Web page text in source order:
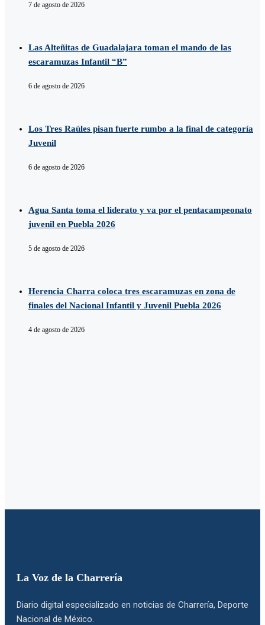
7 de agosto de 2026
Las Alteñitas de Guadalajara toman el mando de las
escaramuzas Infantil “B”
6 de agosto de 2026
Los Tres Raúles pisan fuerte rumbo a la final de categoría
Juvenil
6 de agosto de 2026
Agua Santa toma el liderato y va por el pentacampeonato
juvenil en Puebla 2026
5 de agosto de 2026
Herencia Charra coloca tres escaramuzas en zona de
finales del Nacional Infantil y Juvenil Puebla 2026
4 de agosto de 2026
La Voz de la Charrería
Diario digital especializado en noticias de Charrería, Deporte
Nacional de México.